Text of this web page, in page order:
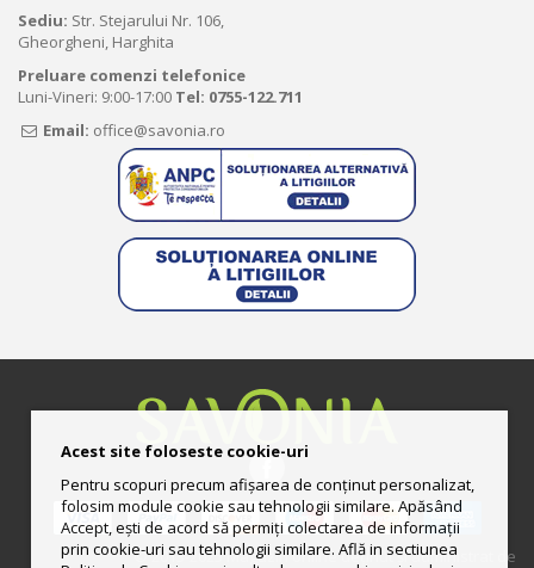
Sediu: Str. Stejarului Nr. 106,
Gheorgheni, Harghita
Preluare comenzi telefonice
Luni-Vineri: 9:00-17:00 Tel: 0755-122.711
Email: office@savonia.ro
© 2013-2025 Magazin online deţinut şi administrat de
Acest site foloseste cookie-uri
Pentru scopuri precum afișarea de conținut personalizat,
folosim module cookie sau tehnologii similare. Apăsând
Accept, ești de acord să permiți colectarea de informații
prin cookie-uri sau tehnologii similare. Află in sectiunea